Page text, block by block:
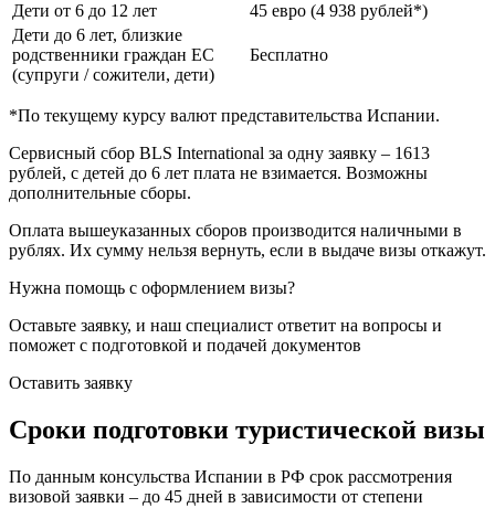
Дети от 6 до 12 лет
45 евро (4 938 рублей*)
Дети до 6 лет, близкие
родственники граждан ЕС
(супруги / сожители, дети)
Бесплатно
*По текущему курсу валют представительства Испании.
Сервисный сбор BLS International за одну заявку – 1613
рублей, с детей до 6 лет плата не взимается. Возможны
дополнительные сборы.
Оплата вышеуказанных сборов производится наличными в
рублях. Их сумму нельзя вернуть, если в выдаче визы откажут.
Нужна помощь с оформлением визы?
Оставьте заявку, и наш специалист ответит на вопросы и
поможет с подготовкой и подачей документов
Оставить заявку
Сроки подготовки туристической визы
По данным консульства Испании в РФ срок рассмотрения
визовой заявки – до 45 дней в зависимости от степени